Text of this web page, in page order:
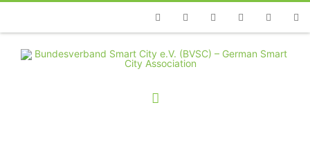
TelefonFacebookTwitterYoutubeInstagramLinkedin